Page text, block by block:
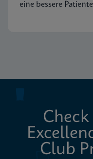
eine bessere
Club